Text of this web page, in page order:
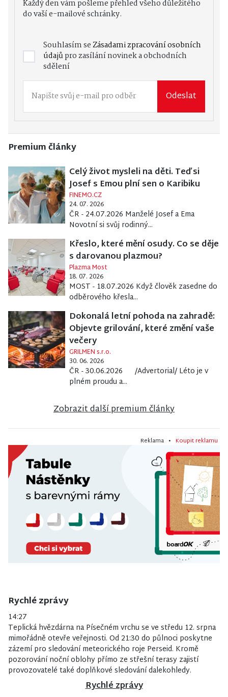
Každý den vám pošleme přehled všeho důležitého
do vaší e-mailové schránky.
Souhlasím seZásadami zpracování osobních
údajůpro zasílání novinek a obchodních
sdělení
Odeslat
Premium články
Celý život mysleli na děti. Teď si
Josef s Emou plní sen o Karibiku
FINEMO.CZ
24. 07. 2026
ČR - 24.07.2026 Manželé Josef a Ema
Novotní si svůj rodinný...
Křeslo, které mění osudy. Co se děje
s darovanou plazmou?
Plazma Most
18. 07. 2026
MOST - 18.07.2026 Když člověk zasedne do
odběrového křesla...
Dokonalá letní pohoda na zahradě:
Objevte grilování, které změní vaše
večery
GRILMEN s.r.o.
30. 06. 2026
ČR - 30.06.2026 /Advertorial/ Léto je v
plném proudu a...
Zobrazit další premium články
Reklama • Koupit reklamu
Rychlé zprávy
14:27
Teplická hvězdárna na Písečném vrchu se ve středu 12. srpna
mimořádně otevře veřejnosti. Od 21:30 do půlnoci poskytne
zázemí pro sledování meteorického roje Perseid. Kromě
pozorování noční oblohy přímo ze střešní terasy zajistí
provozovatelé také doplňkové sledování dalekohledy.
Rychlé zprávy